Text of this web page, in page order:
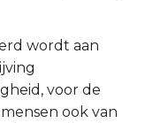
wordt aan
voor de
ook van